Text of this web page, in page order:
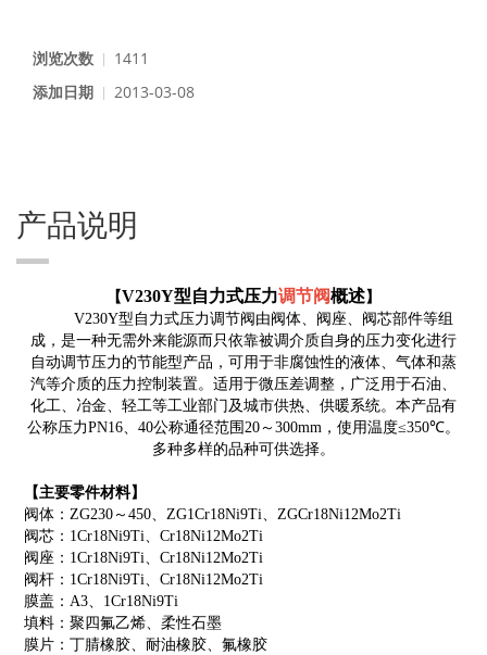
浏览次数
1411
添加日期
2013-03-08
产品说明
【V230Y型自力式压力调节阀概述】
V230Y型自力式压力调节阀由阀体、阀座、阀芯部件等组
成，是一种无需外来能源而只依靠被调介质自身的压力变化进行
自动调节压力的节能型产品，可用于非腐蚀性的液体、气体和蒸
汽等介质的压力控制装置。适用于微压差调整，广泛用于石油、
化工、冶金、轻工等工业部门及城市供热、供暖系统。本产品有
公称压力PN16、 40公称通径范围 20 ～ 300mm ，使用温度≤350℃。
多种多样的品种可供选择。
【主要零件材料】
阀体：ZG230 ～450、ZG1Cr18Ni9Ti、ZGCr18Ni12Mo2Ti
阀芯： 1Cr18Ni9Ti、Cr18Ni12Mo2Ti
阀座： 1Cr18Ni9Ti、Cr18Ni12Mo2Ti
阀杆： 1Cr18Ni9Ti、Cr18Ni12Mo2Ti
膜盖：A3、 1Cr18Ni9Ti
填料：聚四氟乙烯、柔性石墨
膜片：丁腈橡胶、耐油橡胶、氟橡胶